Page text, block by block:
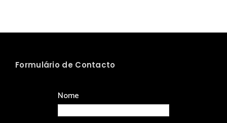
Formulário de Contacto
Nome